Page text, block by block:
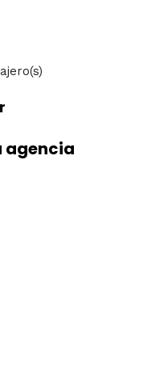
agencia